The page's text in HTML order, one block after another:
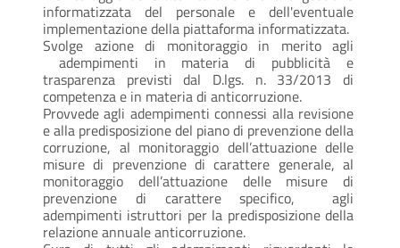
informatizzata del personale e dell'eventuale
implementazione della piattaforma informatizzata.
Svolge azione di monitoraggio in merito agli
adempimenti in materia di pubblicità e
trasparenza previsti dal D.lgs. n. 33/2013 di
competenza e in materia di anticorruzione.
Provvede agli adempimenti connessi alla revisione
e alla predisposizione del piano di prevenzione della
corruzione, al monitoraggio dell’attuazione delle
misure di prevenzione di carattere generale, al
monitoraggio dell’attuazione delle misure di
prevenzione di carattere specifico, agli
adempimenti istruttori per la predisposizione della
relazione annuale anticorruzione.